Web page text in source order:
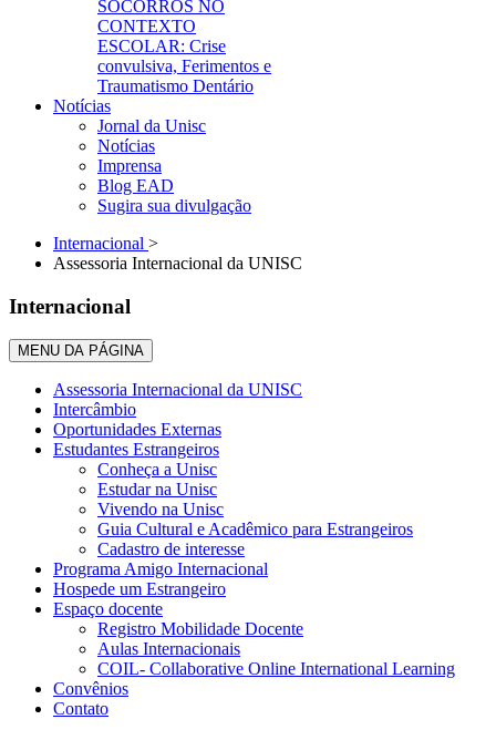
SOCORROS NO
CONTEXTO
ESCOLAR: Crise
convulsiva, Ferimentos e
Traumatismo Dentário
Notícias
Jornal da Unisc
Notícias
Imprensa
Blog EAD
Sugira sua divulgação
Internacional >
Assessoria Internacional da UNISC
Internacional
MENU DA PÁGINA
Assessoria Internacional da UNISC
Intercâmbio
Oportunidades Externas
Estudantes Estrangeiros
Conheça a Unisc
Estudar na Unisc
Vivendo na Unisc
Guia Cultural e Acadêmico para Estrangeiros
Cadastro de interesse
Programa Amigo Internacional
Hospede um Estrangeiro
Espaço docente
Registro Mobilidade Docente
Aulas Internacionais
COIL- Collaborative Online International Learning
Convênios
Contato